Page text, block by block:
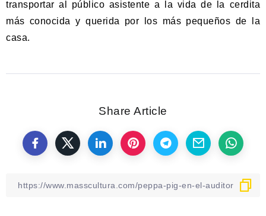
transportar al público asistente a la vida de la cerdita
más conocida y querida por los más pequeños de la
casa.
Share Article